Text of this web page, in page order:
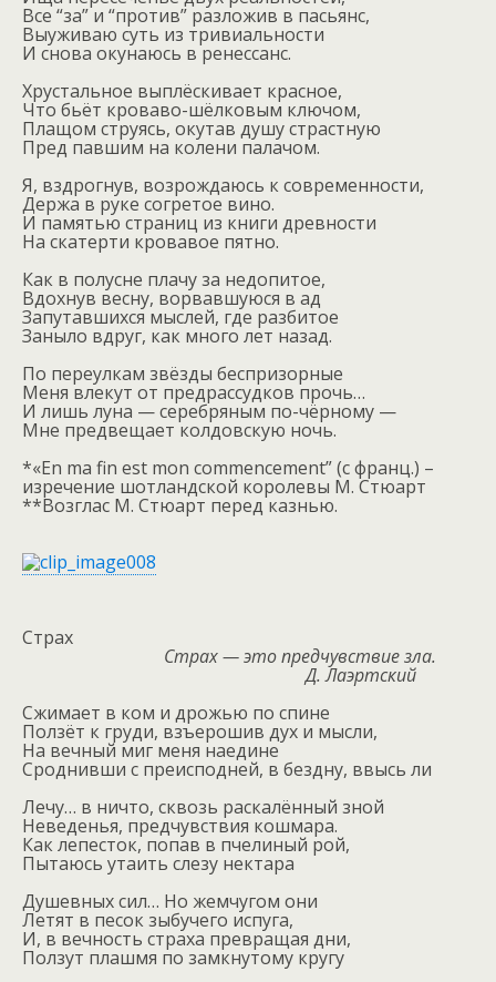
Все “за” и “против” разложив в пасьянс,
Выуживаю суть из тривиальности
И снова окунаюсь в ренессанс.
Хрустальное выплёскивает красное,
Что бьёт кроваво-шёлковым ключом,
Плащом струясь, окутав душу страстную
Пред павшим на колени палачом.
Я, вздрогнув, возрождаюсь к современности,
Держа в руке согретое вино.
И памятью страниц из книги древности
На скатерти кровавое пятно.
Как в полусне плачу за недопитое,
Вдохнув весну, ворвавшуюся в ад
Запутавшихся мыслей, где разбитое
Заныло вдруг, как много лет назад.
По переулкам звёзды беспризорные
Меня влекут от предрассудков прочь…
И лишь луна — серебряным по-чёрному —
Мне предвещает колдовскую ночь.
*«En ma fin est mon commencement” (с франц.) –
изречение шотландской королевы М. Стюарт
**Возглас М. Стюарт перед казнью.
Страх
Страх — это предчувствие зла.
Д. Лаэртский
Сжимает в ком и дрожью по спине
Ползёт к груди, взъерошив дух и мысли,
На вечный миг меня наедине
Сроднивши с преисподней, в бездну, ввысь ли
Лечу… в ничто, сквозь раскалённый зной
Неведенья, предчувствия кошмара.
Как лепесток, попав в пчелиный рой,
Пытаюсь утаить слезу нектара
Душевных сил… Но жемчугом они
Летят в песок зыбучего испуга,
И, в вечность страха превращая дни,
Ползут плашмя по замкнутому кругу